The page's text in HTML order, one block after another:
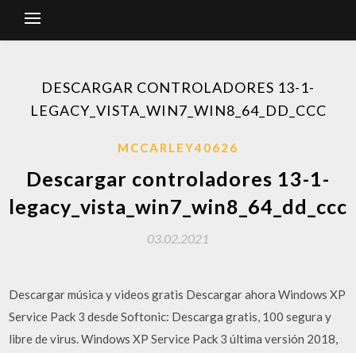
DESCARGAR CONTROLADORES 13-1-
LEGACY_VISTA_WIN7_WIN8_64_DD_CCC
MCCARLEY40626
Descargar controladores 13-1-
legacy_vista_win7_win8_64_dd_ccc
03.02.2021
Descargar música y videos gratis Descargar ahora Windows XP
Service Pack 3 desde Softonic: Descarga gratis, 100 segura y
libre de virus. Windows XP Service Pack 3 última versión 2018,